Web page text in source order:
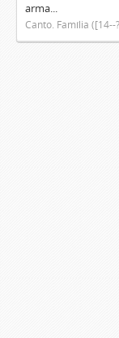
arma...
Canto. Família ([14--